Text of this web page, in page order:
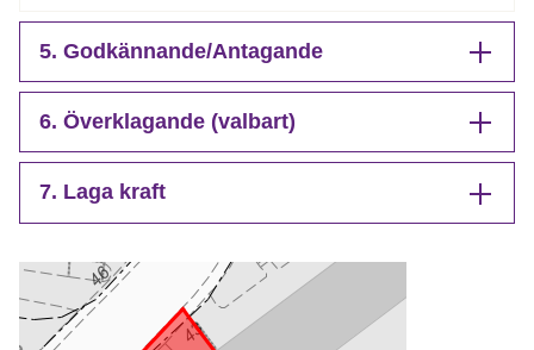
5. Godkännande/Antagande
6. Överklagande (valbart)
7. Laga kraft